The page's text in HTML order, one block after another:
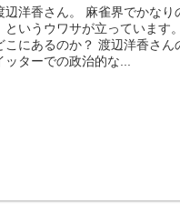
辺洋香さん。 麻雀界でかなり
というウワサが立っています
こにあるのか？ 渡辺洋香さん
ターでの政治的な...